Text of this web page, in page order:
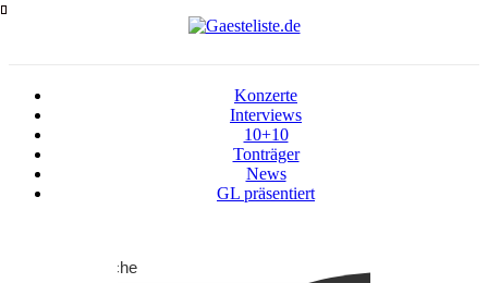
Konzerte
Interviews
10+10
Tonträger
News
GL präsentiert
Suche